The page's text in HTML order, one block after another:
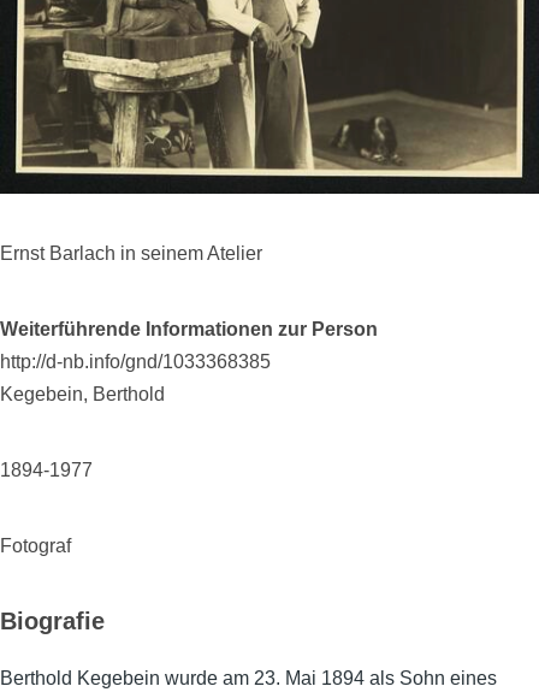
Ernst Barlach in seinem Atelier
Weiterführende Informationen zur Person
http://d-nb.info/gnd/1033368385
Kegebein, Berthold
1894-1977
Fotograf
Biografie
Berthold Kegebein wurde am 23. Mai 1894 als Sohn eines